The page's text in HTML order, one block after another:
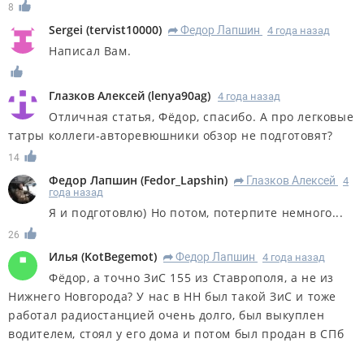
8
Sergei (tervist10000) R Федор Лапшин 4 года назад
Написал Вам.
Глазков Алексей (lenya90ag) 4 года назад
Отличная статья, Фёдор, спасибо. А про легковые
татры коллеги-авторевюшники обзор не подготовят?
14
Федор Лапшин (Fedor_Lapshin) R Глазков Алексей
4
года назад
Я и подготовлю) Но потом, потерпите немного...
26
Илья (KotBegemot) R Федор Лапшин 4 года назад
Фёдор, а точно ЗиС 155 из Ставрополя, а не из
Нижнего Новгорода? У нас в НН был такой ЗиС и тоже
работал радиостанцией очень долго, был выкуплен
водителем, стоял у его дома и потом был продан в СПб